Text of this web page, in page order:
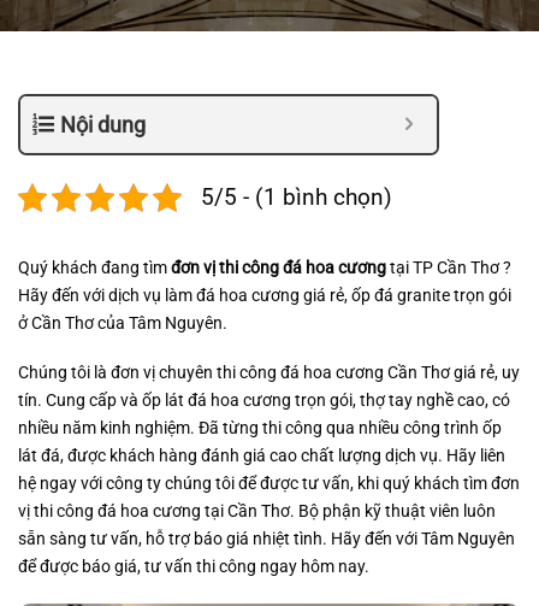
Nội dung
5/5 - (1 bình chọn)
Quý khách đang tìmđơn vị thi công đá hoa cươngtại TP Cần Thơ ?
Hãy đến với dịch vụ làm đá hoa cương giá rẻ, ốp đá granite trọn gói
ở Cần Thơ của Tâm Nguyên.
Chúng tôi là đơn vị chuyên thi công đá hoa cương Cần Thơ giá rẻ, uy
tín. Cung cấp và ốp lát đá hoa cương trọn gói, thợ tay nghề cao, có
nhiều năm kinh nghiệm. Đã từng thi công qua nhiều công trình ốp
lát đá, được khách hàng đánh giá cao chất lượng dịch vụ. Hãy liên
hệ ngay với công ty chúng tôi để được tư vấn, khi quý khách tìm đơn
vị thi công đá hoa cương tại Cần Thơ. Bộ phận kỹ thuật viên luôn
sẵn sàng tư vấn, hỗ trợ báo giá nhiệt tình. Hãy đến với Tâm Nguyên
để được báo giá, tư vấn thi công ngay hôm nay.